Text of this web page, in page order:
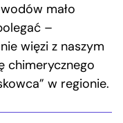
mało
–
więzi z naszym
chimerycznego
w regionie.